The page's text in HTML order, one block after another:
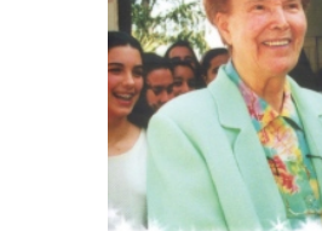
LEGGI TUTTO